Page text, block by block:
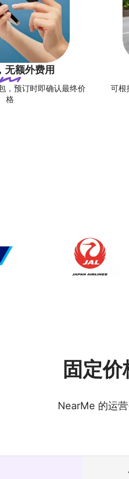
无额外费用
，预订时即确认最终价
格
可根
固定
NearMe 的运